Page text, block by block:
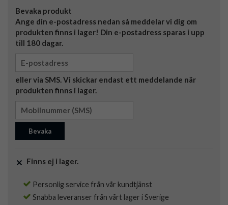
Bevaka produkt
Ange din e-postadress nedan så meddelar vi dig om
produkten finns i lager! Din e-postadress sparas i upp
till 180 dagar.
eller via SMS. Vi skickar endast ett meddelande när
produkten finns i lager.
Bevaka
Finns ej i lager.
Personlig service från vår kundtjänst
Snabba leveranser från vårt lager i Sverige